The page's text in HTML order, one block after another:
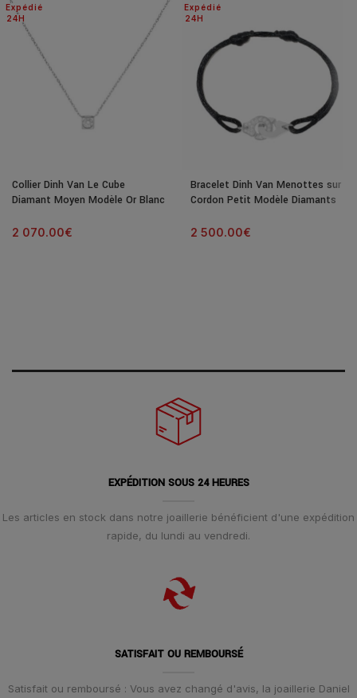
24H
Expédié
Collier Dinh Van Le Cube
Diamant Moyen Modèle Or Blanc
2 070.00€
24H
Expédié
Bracelet Dinh Van Menottes sur
Cordon Petit Modèle Diamants
2 500.00€
EXPÉDITION SOUS 24 HEURES
Les articles en stock dans notre joaillerie bénéficient d'une expédition
rapide, du lundi au vendredi.
SATISFAIT OU REMBOURSÉ
Satisfait ou remboursé : Vous avez changé d'avis, la joaillerie Daniel